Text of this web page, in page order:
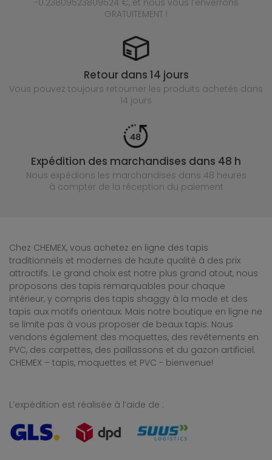
-0.23809523809524 €, et nous vous l’enverrons
GRATUITEMENT !
Retour dans 14 jours
Vous pouvez toujours retourner les produits achetés dans
14 jours
Expédition des marchandises dans 48 h
Nous expédions les marchandises dans 48 heures
à compter de la réception du paiement
Chez CHEMEX, vous achetez en ligne des tapis
traditionnels et modernes de haute qualité à des prix
attractifs. Le grand choix est notre plus grand atout, nous
proposons des tapis remarquables pour chaque
intérieur, y compris des tapis shaggy à la mode et des
tapis aux motifs orientaux. Mais notre boutique en ligne ne
se limite pas à vous proposer de beaux tapis. Nous
vendons également des moquettes, des revêtements en
PVC, des carpettes, des paillassons et du gazon artificiel.
CHEMEX – tapis, moquettes et PVC - bienvenue!
L’expédition est réalisée à l’aide de :